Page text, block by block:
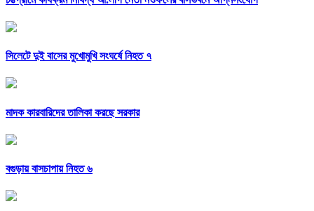
সিলেটে দুই বাসের মুখোমুখি সংঘর্ষে নিহত ৭
মাদক কারবারিদের তালিকা করছে সরকার
বগুড়ায় বাসচাপায় নিহত ৬